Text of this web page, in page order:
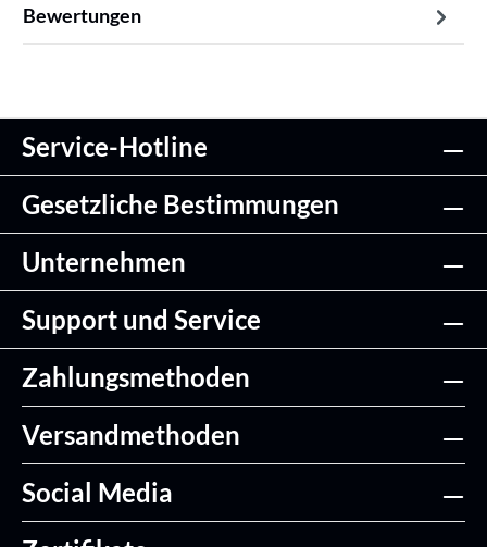
Bewertungen
Service-Hotline
Gesetzliche Bestimmungen
Unternehmen
Support und Service
Zahlungsmethoden
Versandmethoden
Social Media